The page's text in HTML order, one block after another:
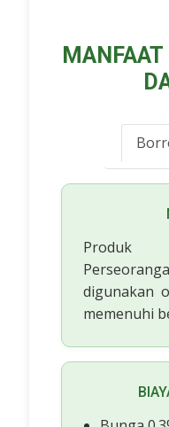
Produk
digunakan
memenuhi